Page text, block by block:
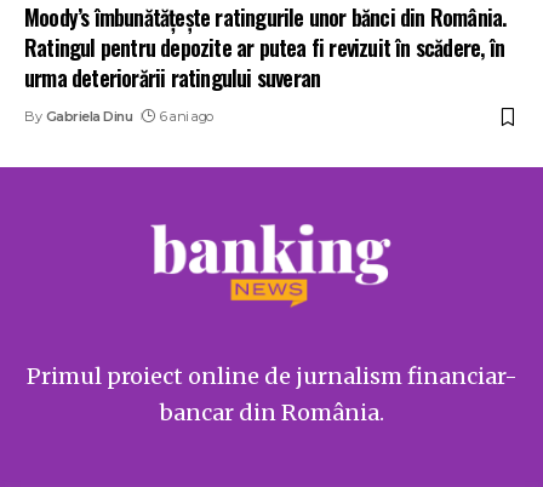
Moody’s îmbunătăţeşte ratingurile unor bănci din România.
Ratingul pentru depozite ar putea fi revizuit în scădere, în
urma deteriorării ratingului suveran
By Gabriela Dinu 6 ani ago
Primul proiect online de jurnalism financiar-
bancar din România.